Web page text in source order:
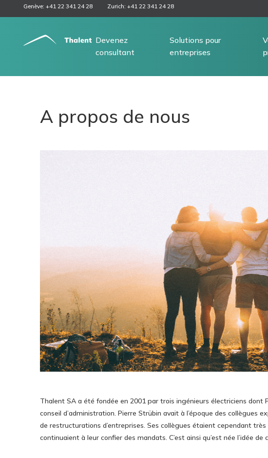
Genève: +41 22 341 24 28 Zurich: +41 22 341 24 28
Devenez
consultant
Solutions pour
entreprises
A propos de nous
Thalent SA a été fondée en 2001 par trois ingénieurs électriciens
conseil d’administration. Pierre Strübin avait à l’époque des collègues
de restructurations d’entreprises. Ses collègues étaient cependant
continuaient à leur confier des mandats. C’est ainsi qu’est née l’idée